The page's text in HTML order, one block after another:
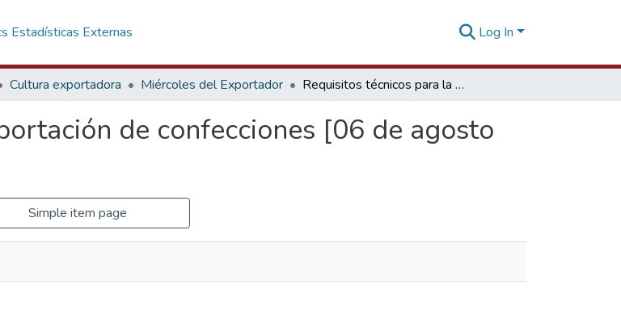
Estadísticas Externas Log In
Cultura exportadora Miércoles del Exportador Requisitos técnicos para la exportación de confecciones [06 de agosto de 2014]
de confecciones [06 de agosto
Simple item page